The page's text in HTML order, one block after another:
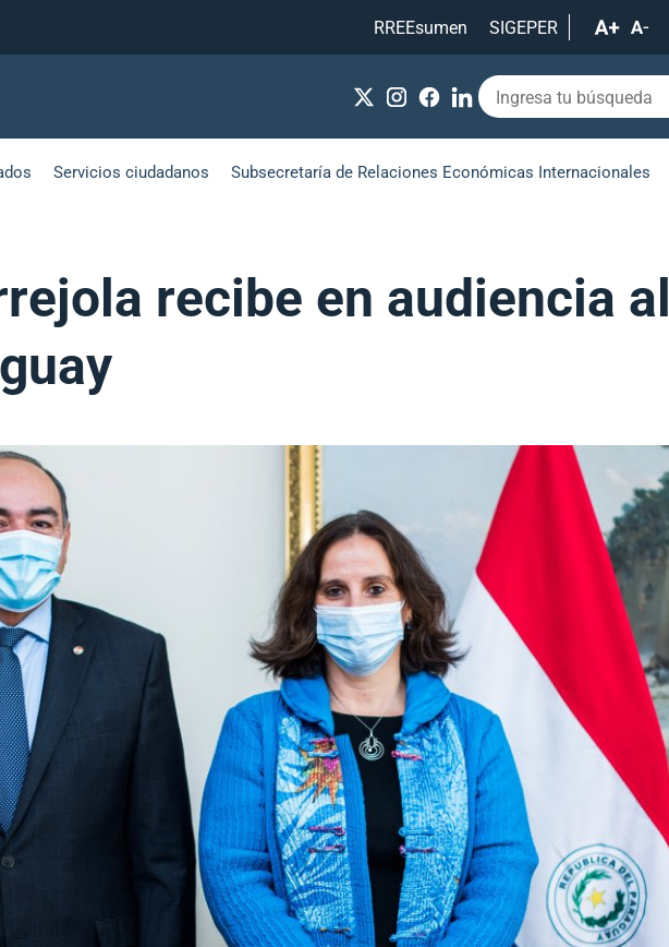
RREEsumen
SIGEPER
Servicios ciudadanos Subsecretaría de Relaciones Económicas Internacionales
recibe en audiencia al